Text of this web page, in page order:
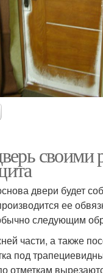
своими
двери будет
ее
следующим
части, а также
под
отметкам